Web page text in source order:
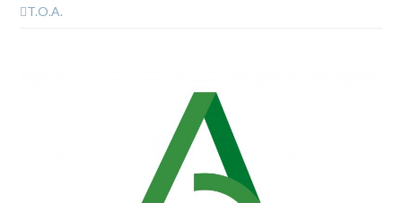
T.O.A.